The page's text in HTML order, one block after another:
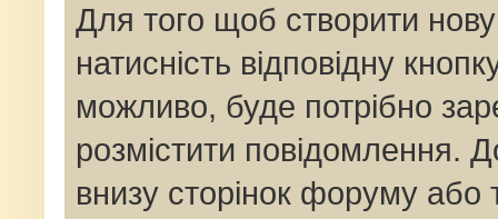
Для того щоб створити
натисність відповідну
можливо, буде потрібно
розмістити повідомлення.
внизу сторінок форуму або